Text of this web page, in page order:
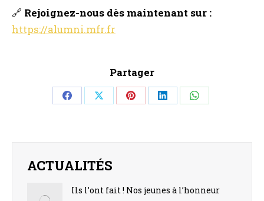
🔗 Rejoignez-nous dès maintenant sur :
https://alumni.mfr.fr
Partager
Share Share Share Share Share
ACTUALITÉS
Ils l’ont fait ! Nos jeunes à l’honneur